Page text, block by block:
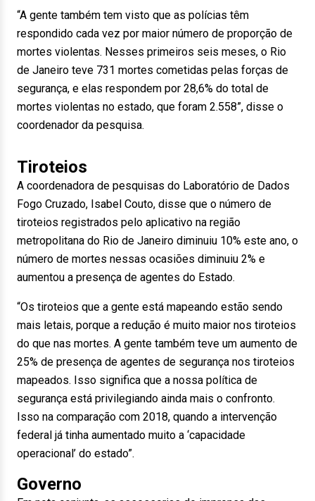
“A gente também tem visto que as polícias têm
respondido cada vez por maior número de proporção de
mortes violentas. Nesses primeiros seis meses, o Rio
de Janeiro teve 731 mortes cometidas pelas forças de
segurança, e elas respondem por 28,6% do total de
mortes violentas no estado, que foram 2.558”, disse o
coordenador da pesquisa.
Tiroteios
A coordenadora de pesquisas do Laboratório de Dados
Fogo Cruzado, Isabel Couto, disse que o número de
tiroteios registrados pelo aplicativo na região
metropolitana do Rio de Janeiro diminuiu 10% este ano, o
número de mortes nessas ocasiões diminuiu 2% e
aumentou a presença de agentes do Estado.
“Os tiroteios que a gente está mapeando estão sendo
mais letais, porque a redução é muito maior nos tiroteios
do que nas mortes. A gente também teve um aumento de
25% de presença de agentes de segurança nos tiroteios
mapeados. Isso significa que a nossa política de
segurança está privilegiando ainda mais o confronto.
Isso na comparação com 2018, quando a intervenção
federal já tinha aumentado muito a ‘capacidade
operacional’ do estado”.
Governo